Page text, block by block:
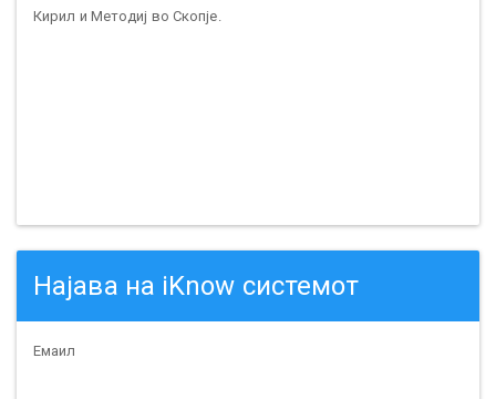
Кирил и Методиј во Скопје.
Најава на iKnow системот
Емаил